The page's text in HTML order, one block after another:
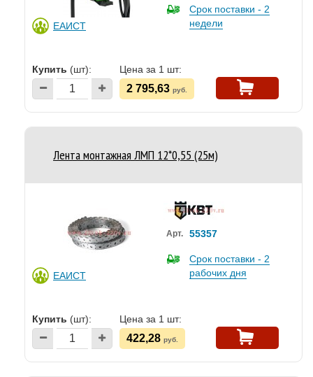
ЕАИСТ
Срок поставки - 2
недели
Купить (шт): Цена за 1 шт:
2 795,63 руб.
Лента монтажная ЛМП 12*0,55 (25м)
ЕАИСТ
Арт. 55357
Срок поставки - 2
рабочих дня
Купить (шт): Цена за 1 шт:
422,28 руб.